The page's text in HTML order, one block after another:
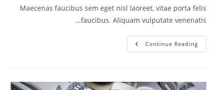
Maecenas faucibus sem eget nisl laoreet, vitae porta felis
faucibus. Aliquam vulputate venenatis…
Continue Reading
Tortor
Nulla